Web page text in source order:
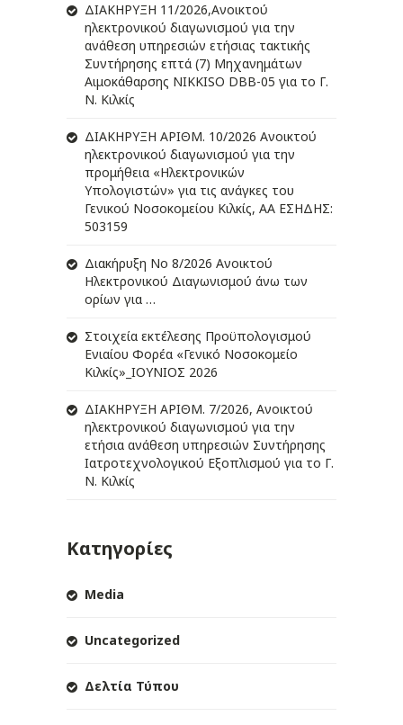
ΔIΑΚΗΡΥΞΗ 11/2026,Ανοικτού
ηλεκτρονικού διαγωνισμού για την
ανάθεση υπηρεσιών ετήσιας τακτικής
Συντήρησης επτά (7) Μηχανημάτων
Αιμοκάθαρσης NIKKISO DBB-05 για το Γ.
Ν. Κιλκίς
ΔIΑΚΗΡΥΞΗ ΑΡIΘΜ. 10/2026 Ανοικτού
ηλεκτρονικού διαγωνισμού για την
προμήθεια «Ηλεκτρονικών
Υπολογιστών» για τις ανάγκες του
Γενικού Νοσοκομείου Κιλκίς, ΑΑ ΕΣΗΔΗΣ:
503159
Διακήρυξη Νο 8/2026 Ανοικτού
Ηλεκτρονικού Διαγωνισμού άνω των
ορίων για …
Στοιχεία εκτέλεσης Προϋπολογισμού
Ενιαίου Φορέα «Γενικό Νοσοκομείο
Κιλκίς»_ΙΟΥΝΙΟΣ 2026
ΔIΑΚΗΡΥΞΗ ΑΡIΘΜ. 7/2026, Ανοικτού
ηλεκτρονικού διαγωνισμού για την
ετήσια ανάθεση υπηρεσιών Συντήρησης
Ιατροτεχνολογικού Εξοπλισμού για το Γ.
Ν. Κιλκίς
Κατηγορίες
Media
Uncategorized
Δελτία Τύπου